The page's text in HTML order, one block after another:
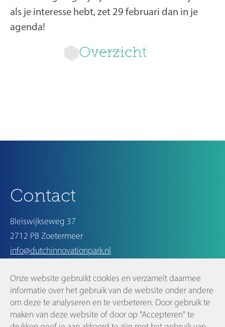
Onze website gebruikt cookies en verzamelt daarmee
informatie over het gebruik van de website onder andere
om deze te analyseren en te verbeteren. Door gebruik te
maken van deze website of door op "Accepteren" te
Overzicht
als je interesse hebt, zet 29 februari dan in je
agenda!
Contact
Bleiswijkseweg 37
2712 PB Zoetermeer
info@dutchinnovationpark.nl
Op de hoogte blijven